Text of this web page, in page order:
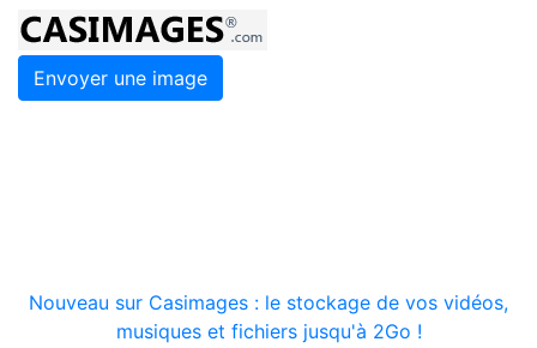
Envoyer une image
Nouveau sur Casimages : le stockage de vos vidéos,
musiques et fichiers jusqu'à 2Go !